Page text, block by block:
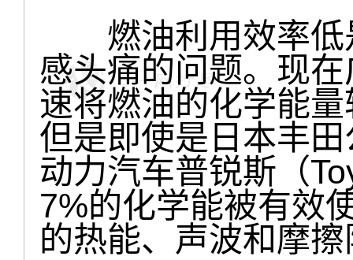
燃油利用效率低
感头痛的问题。现
速将燃油的化学能
但是即使是日本丰
动力汽车普锐斯（
7%的化学能被有效
的热能、声波和摩